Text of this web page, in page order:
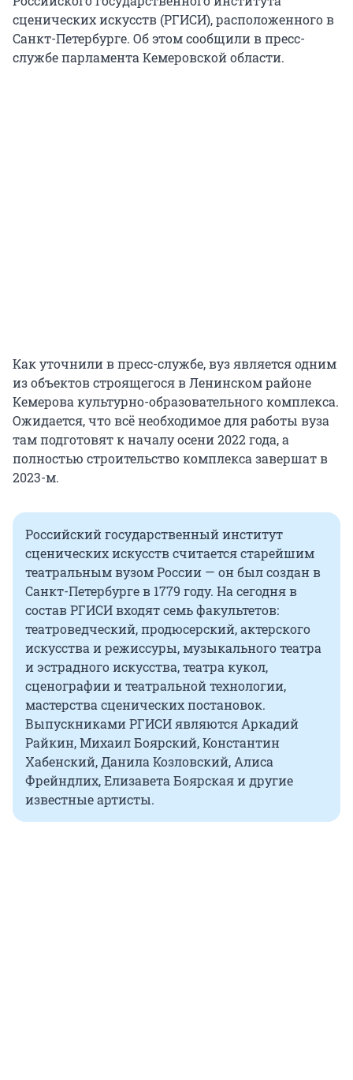
сценических искусств (РГИСИ), расположенного в
Санкт-Петербурге. Об этом сообщили в пресс-
службе парламента Кемеровской области.
Как уточнили в пресс-службе, вуз является одним
из объектов строящегося в Ленинском районе
Кемерова культурно-образовательного комплекса.
Ожидается, что всё необходимое для работы вуза
там подготовят к началу осени 2022 года, а
полностью строительство комплекса завершат в
2023-м.
Российский государственный институт
сценических искусств считается старейшим
театральным вузом России — он был создан в
Санкт-Петербурге в 1779 году. На сегодня в
состав РГИСИ входят семь факультетов:
театроведческий, продюсерский, актерского
искусства и режиссуры, музыкального театра
и эстрадного искусства, театра кукол,
сценографии и театральной технологии,
мастерства сценических постановок.
Выпускниками РГИСИ являются Аркадий
Райкин, Михаил Боярский, Константин
Хабенский, Данила Козловский, Алиса
Фрейндлих, Елизавета Боярская и другие
известные артисты.